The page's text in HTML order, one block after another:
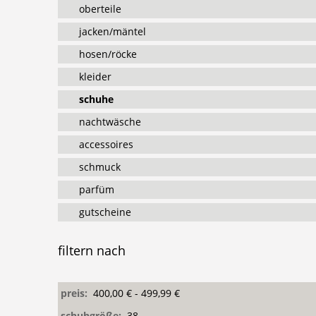
oberteile
jacken/mäntel
hosen/röcke
kleider
schuhe
nachtwäsche
accessoires
schmuck
parfüm
gutscheine
filtern nach
preis: 400,00 € - 499,99 €